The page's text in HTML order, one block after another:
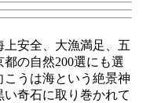
安全、大漁満足、五
の自然200選にも選
うは海という絶景神
奇石に取り巻かれて